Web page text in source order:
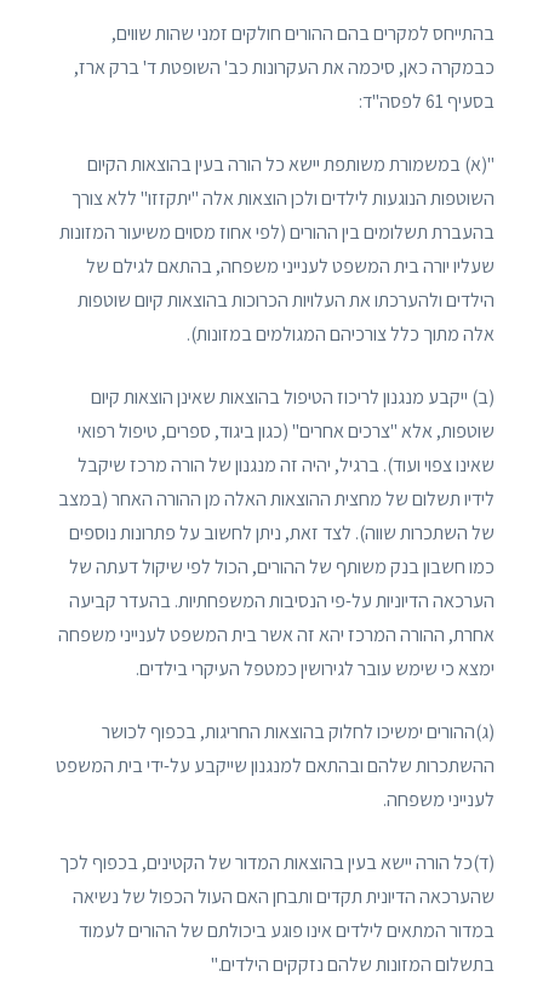
בהתייחס למקרים בהם ההורים חולקים זמני שהות שווים,
כבמקרה כאן, סיכמה את העקרונות כב' השופטת ד' ברק ארז,
בסעיף 61 לפסה"ד:
"(א) במשמורת משותפת יישא כל הורה בעין בהוצאות הקיום
השוטפות הנוגעות לילדים ולכן הוצאות אלה "יתקזזו" ללא צורך
בהעברת תשלומים בין ההורים (לפי אחוז מסוים משיעור המזונות
שעליו יורה בית המשפט לענייני משפחה, בהתאם לגילם של
הילדים ולהערכתו את העלויות הכרוכות בהוצאות קיום שוטפות
אלה מתוך כלל צורכיהם המגולמים במזונות).
(ב) ייקבע מנגנון לריכוז הטיפול בהוצאות שאינן הוצאות קיום
שוטפות, אלא "צרכים אחרים" (כגון ביגוד, ספרים, טיפול רפואי
שאינו צפוי ועוד). ברגיל, יהיה זה מנגנון של הורה מרכז שיקבל
לידיו תשלום של מחצית ההוצאות האלה מן ההורה האחר (במצב
של השתכרות שווה). לצד זאת, ניתן לחשוב על פתרונות נוספים
כמו חשבון בנק משותף של ההורים, הכול לפי שיקול דעתה של
הערכאה הדיוניות על-פי הנסיבות המשפחתיות. בהעדר קביעה
אחרת, ההורה המרכז יהא זה אשר בית המשפט לענייני משפחה
ימצא כי שימש עובר לגירושין כמטפל העיקרי בילדים.
(ג)ההורים ימשיכו לחלוק בהוצאות החריגות, בכפוף לכושר
ההשתכרות שלהם ובהתאם למנגנון שייקבע על-ידי בית המשפט
לענייני משפחה.
(ד)כל הורה יישא בעין בהוצאות המדור של הקטינים, בכפוף לכך
שהערכאה הדיונית תקדים ותבחן האם העול הכפול של נשיאה
במדור המתאים לילדים אינו פוגע ביכולתם של ההורים לעמוד
בתשלום המזונות שלהם נזקקים הילדים."